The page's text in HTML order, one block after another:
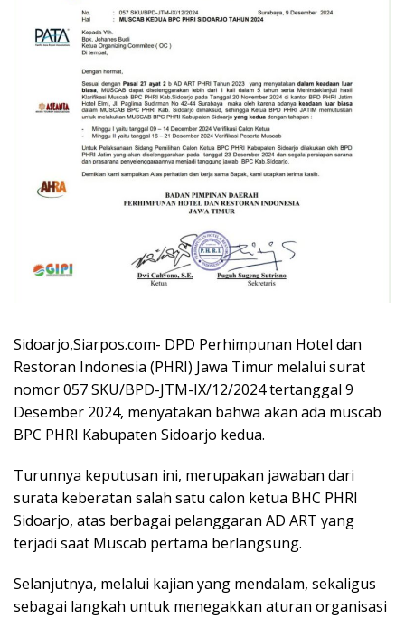
Sidoarjo,Siarpos.com- DPD Perhimpunan Hotel dan
Restoran Indonesia (PHRI) Jawa Timur melalui surat
nomor 057 SKU/BPD-JTM-IX/12/2024 tertanggal 9
Desember 2024, menyatakan bahwa akan ada muscab
BPC PHRI Kabupaten Sidoarjo kedua.
Turunnya keputusan ini, merupakan jawaban dari
surata keberatan salah satu calon ketua BHC PHRI
Sidoarjo, atas berbagai pelanggaran AD ART yang
terjadi saat Muscab pertama berlangsung.
Selanjutnya, melalui kajian yang mendalam, sekaligus
sebagai langkah untuk menegakkan aturan organisasi